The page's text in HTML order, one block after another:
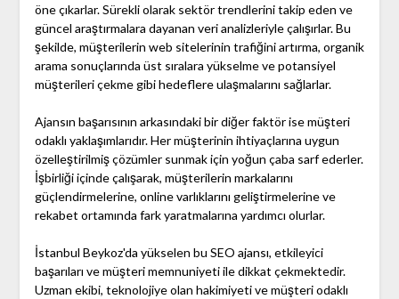
öne çıkarlar. Sürekli olarak sektör trendlerini takip eden ve
güncel araştırmalara dayanan veri analizleriyle çalışırlar. Bu
şekilde, müşterilerin web sitelerinin trafiğini artırma, organik
arama sonuçlarında üst sıralara yükselme ve potansiyel
müşterileri çekme gibi hedeflere ulaşmalarını sağlarlar.
Ajansın başarısının arkasındaki bir diğer faktör ise müşteri
odaklı yaklaşımlarıdır. Her müşterinin ihtiyaçlarına uygun
özelleştirilmiş çözümler sunmak için yoğun çaba sarf ederler.
İşbirliği içinde çalışarak, müşterilerin markalarını
güçlendirmelerine, online varlıklarını geliştirmelerine ve
rekabet ortamında fark yaratmalarına yardımcı olurlar.
İstanbul Beykoz'da yükselen bu SEO ajansı, etkileyici
başarıları ve müşteri memnuniyeti ile dikkat çekmektedir.
Uzman ekibi, teknolojiye olan hakimiyeti ve müşteri odaklı